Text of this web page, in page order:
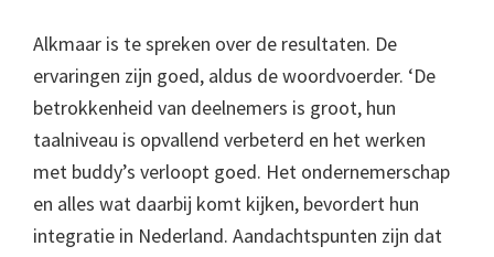
Alkmaar is te spreken over de resultaten. De
ervaringen zijn goed, aldus de woordvoerder. ‘De
betrokkenheid van deelnemers is groot, hun
taalniveau is opvallend verbeterd en het werken
met buddy’s verloopt goed. Het ondernemerschap
en alles wat daarbij komt kijken, bevordert hun
integratie in Nederland. Aandachtspunten zijn dat